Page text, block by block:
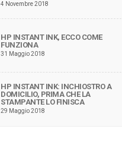
4 Novembre 2018
HP INSTANT INK, ECCO COME
FUNZIONA
31 Maggio 2018
HP INSTANT INK: INCHIOSTRO A
DOMICILIO, PRIMA CHE LA
STAMPANTE LO FINISCA
29 Maggio 2018